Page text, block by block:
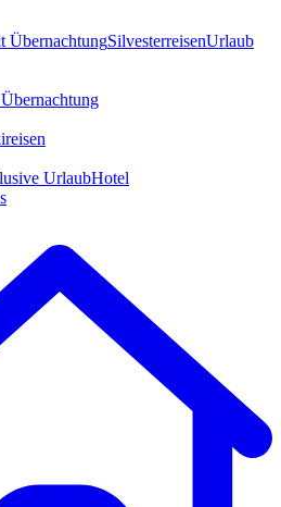
ÜbernachtungSilvesterreisenUrlaub
UrlaubHotel